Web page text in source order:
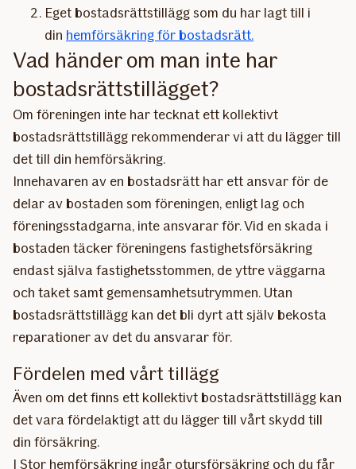
Eget bostadsrättstillägg som du har lagt till i
din hemförsäkring för bostadsrätt.
Vad händer om man inte har
bostadsrättstillägget?
Om föreningen inte har tecknat ett kollektivt
bostadsrättstillägg rekommenderar vi att du lägger till
det till din hemförsäkring.
Innehavaren av en bostadsrätt har ett ansvar för de
delar av bostaden som föreningen, enligt lag och
föreningsstadgarna, inte ansvarar för. Vid en skada i
bostaden täcker föreningens fastighetsförsäkring
endast själva fastighetsstommen, de yttre väggarna
och taket samt gemensamhetsutrymmen. Utan
bostadsrättstillägg kan det bli dyrt att själv bekosta
reparationer av det du ansvarar för.
Fördelen med vårt tillägg
Även om det finns ett kollektivt bostadsrättstillägg kan
det vara fördelaktigt att du lägger till vårt skydd till
din försäkring.
I Stor hemförsäkring ingår otursförsäkring och du får